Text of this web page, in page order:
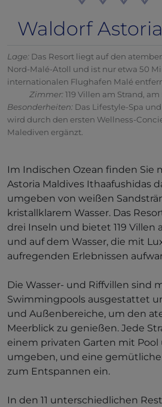
Waldorf
Lage: Das Resort liegt auf den
Nord-Malé-Atoll und ist nur etwa 50
internationalen Flughafen Malé
Zimmer:119 Villen am Strand,
Besonderheiten: Das Lifestyle-Spa
wird durch den ersten Wellness-
Malediven ergänzt.
Im Indischen Ozean finden Sie
Astoria Maldives Ithaafushidas
umgeben von weißen
kristallklarem Wasser. Das
drei Inseln und bietet 119 Villen
und auf dem Wasser, die mit
aufregenden Erlebnissen
Die Wasser- und Riffvillen sind
Swimmingpools ausgestattet
und Außenbereiche, um den
Meerblick zu genießen. Jede
einem privaten Garten mit Pool
umgeben, und eine
zum Entspannen ein.
In den 11 unterschiedlichen